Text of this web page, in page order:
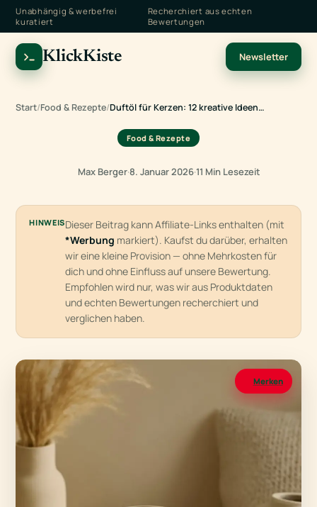
Unabhängig & werbefrei
kuratiert
Recherchiert aus echten
Bewertungen
KlickKiste Newsletter
Start/Food & Rezepte/Duftöl für Kerzen: 12 kreative Ideen…
Food & Rezepte
Max Berger·8. Januar 2026·11 Min Lesezeit
HINWEISDieser Beitrag kann Affiliate-Links enthalten (mit
*Werbung markiert). Kaufst du darüber, erhalten
wir eine kleine Provision — ohne Mehrkosten für
dich und ohne Einfluss auf unsere Bewertung.
Empfohlen wird nur, was wir aus Produktdaten
und echten Bewertungen recherchiert und
verglichen haben.
Merken